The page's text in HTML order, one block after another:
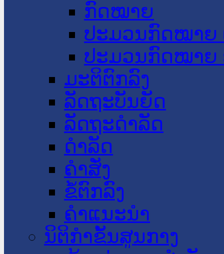
ກົດໝາຍ
ປະມວນກົດໝາຍ
ປະມວນກົດໝາຍ
ມະຕິຕົກລົງ
ລັດຖະບັນຍັດ
ລັດຖະດໍາລັດ
ດໍາລັດ
ຄໍາສັ່ງ
ຂໍ້ຕົກລົງ
ຄໍາແນະນໍາ
ນິຕິກຳຂັ້ນສູນກາງ